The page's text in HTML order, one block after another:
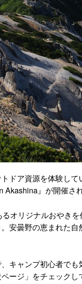
ドア資源を体験し
』が開催さ
オリジナルおやき
安曇野の恵まれた
キャンプ初心者で
ージ」をチェックし